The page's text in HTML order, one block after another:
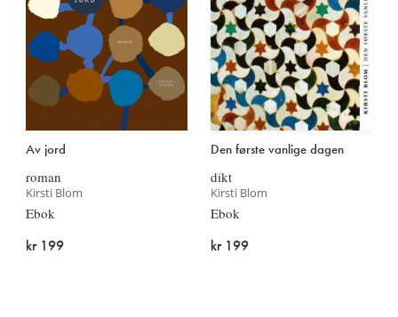
Av jord
roman
Kirsti Blom
Ebok
kr 199
Den første vanlige dagen
dikt
Kirsti Blom
Ebok
kr 199